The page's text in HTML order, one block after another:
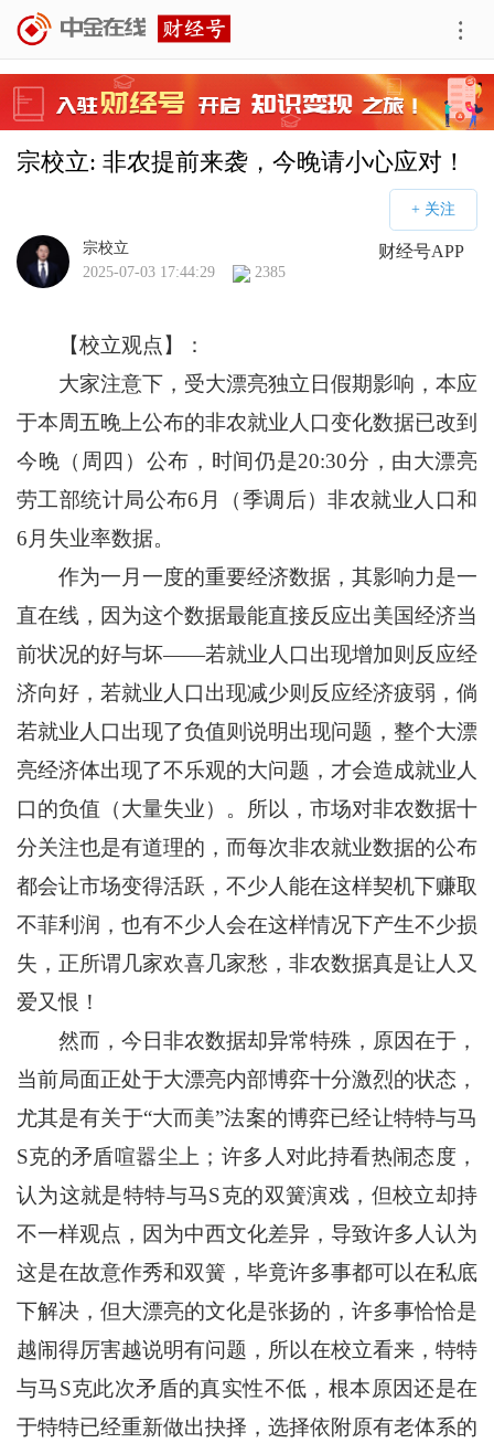
宗校立: 非农提前来袭，今晚请小心应对！
财经号APP
宗校立
2025-07-03 17:44:29
2385
【校立观点】：
大家注意下，受大漂亮独立日假期影响，本应
于本周五晚上公布的非农就业人口变化数据已改到
今晚（周四）公布，时间仍是20:30分，由大漂亮
劳工部统计局公布6月（季调后）非农就业人口和
6月失业率数据。
作为一月一度的重要经济数据，其影响力是一
直在线，因为这个数据最能直接反应出美国经济当
前状况的好与坏——若就业人口出现增加则反应经
济向好，若就业人口出现减少则反应经济疲弱，倘
若就业人口出现了负值则说明出现问题，整个大漂
亮经济体出现了不乐观的大问题，才会造成就业人
口的负值（大量失业）。所以，市场对非农数据十
分关注也是有道理的，而每次非农就业数据的公布
都会让市场变得活跃，不少人能在这样契机下赚取
不菲利润，也有不少人会在这样情况下产生不少损
失，正所谓几家欢喜几家愁，非农数据真是让人又
爱又恨！
然而，今日非农数据却异常特殊，原因在于，
当前局面正处于大漂亮内部博弈十分激烈的状态，
尤其是有关于“大而美”法案的博弈已经让特特与马
S克的矛盾喧嚣尘上；许多人对此持看热闹态度，
认为这就是特特与马S克的双簧演戏，但校立却持
不一样观点，因为中西文化差异，导致许多人认为
这是在故意作秀和双簧，毕竟许多事都可以在私底
下解决，但大漂亮的文化是张扬的，许多事恰恰是
越闹得厉害越说明有问题，所以在校立看来，特特
与马S克此次矛盾的真实性不低，根本原因还是在
于特特已经重新做出抉择，选择依附原有老体系的